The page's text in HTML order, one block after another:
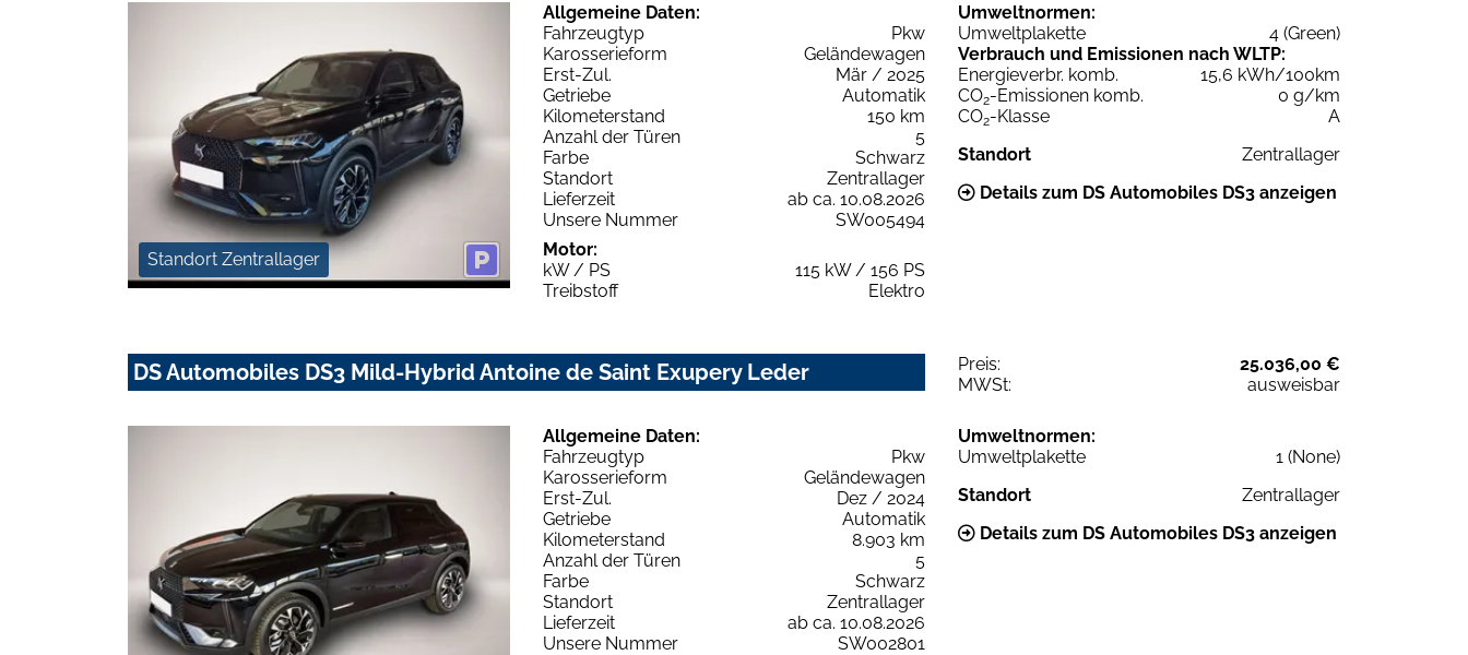
Standort Zentrallager
Allgemeine Daten:
Fahrzeugtyp
Pkw
Karosserieform
Geländewagen
Erst-Zul.
Mär / 2025
Getriebe
Automatik
Kilometerstand
150 km
Anzahl der Türen
5
Farbe
Schwarz
Standort
Zentrallager
Lieferzeit
ab ca. 10.08.2026
Unsere Nummer
SW005494
Motor:
kW / PS
115 kW / 156 PS
Treibstoff
Elektro
Umweltnormen:
Umweltplakette
4 (Green)
Verbrauch und Emissionen nach WLTP:
Energieverbr. komb.
15,6 kWh/100km
CO2-Emissionen komb.
0 g/km
CO2-Klasse
A
Standort
Zentrallager
Details zum DS Automobiles DS3 anzeigen
DS Automobiles DS3 Mild-Hybrid Antoine de Saint Exupery Leder Preis:
25.036,00 €
MWSt:
ausweisbar
Allgemeine Daten:
Fahrzeugtyp
Pkw
Karosserieform
Geländewagen
Erst-Zul.
Dez / 2024
Getriebe
Automatik
Kilometerstand
8.903 km
Anzahl der Türen
5
Farbe
Schwarz
Standort
Zentrallager
Lieferzeit
ab ca. 10.08.2026
Unsere Nummer
SW002801
Umweltnormen:
Umweltplakette
1 (None)
Standort
Zentrallager
Details zum DS Automobiles DS3 anzeigen